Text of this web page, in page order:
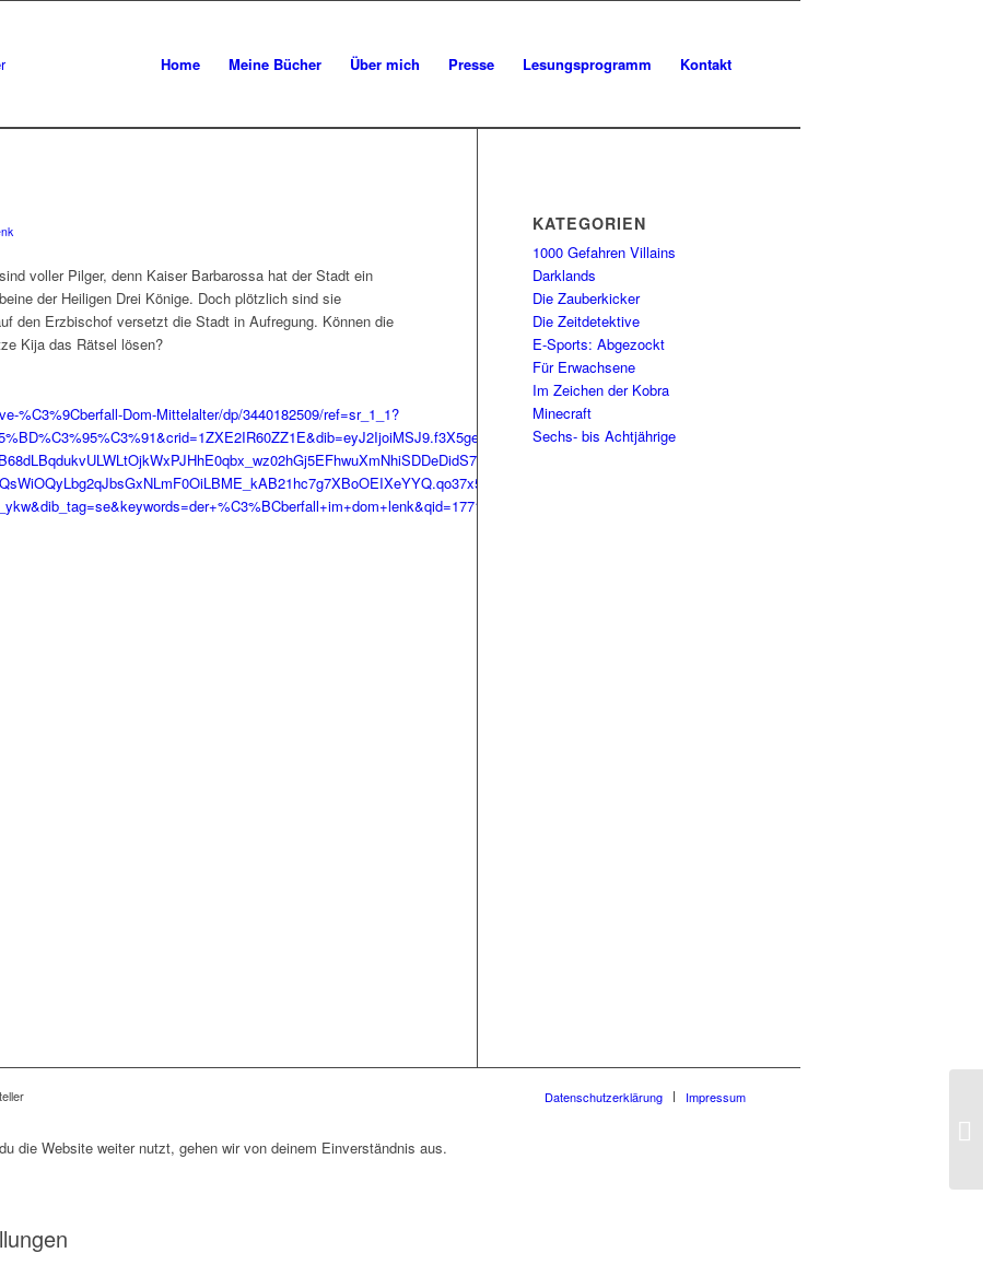
Home Meine Bücher Über mich Presse Lesungsprogramm Kontakt
voller Pilger, denn Kaiser Barbarossa hat der Stadt ein
der Heiligen Drei Könige. Doch plötzlich sind sie
den Erzbischof versetzt die Stadt in Aufregung. Können die
Kija das Rätsel lösen?
%C3%9Cberfall-Dom-Mittelalter/dp/3440182509/ref=sr_1_1?
KATEGORIEN
1000 Gefahren Villains
Darklands
Die Zauberkicker
Die Zeitdetektive
E-Sports: Abgezockt
Für Erwachsene
Im Zeichen der Kobra
Minecraft
Sechs- bis Achtjährige
Datenschutzerklärung Impressum
die Website weiter nutzt, gehen wir von deinem Einverständnis aus.